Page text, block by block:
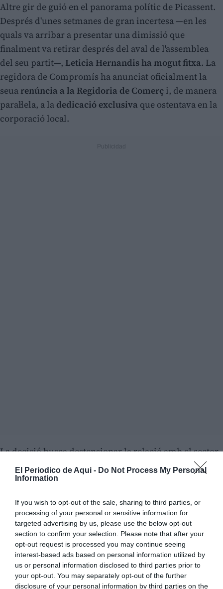
El Periodico de Aqui - Do Not Process My Personal
Information
If you wish to opt-out of the sale, sharing to third parties, or
processing of your personal or sensitive information for
targeted advertising by us, please use the below opt-out
section to confirm your selection. Please note that after your
opt-out request is processed you may continue seeing
interest-based ads based on personal information utilized by
us or personal information disclosed to third parties prior to
your opt-out. You may separately opt-out of the further
disclosure of your personal information by third parties on the
Altre gir de guió en el panorama polític de Picassent.
Després d'unes setmanes de gran incertesa —en les
quals va arribar a presentar una dimissió que
finalment va retirar després del aval de l'assemblea
del seu partit—, Leticia Hernandis ha mogut fitxa. La
regidora de Compromís ha anunciat oficialment la
seuarenúncia a la Regidoria de Comerç i, de manera
paral·lela, a la dedicació exclusiva que ostentava en la
corporació local.
La decisió busca destensionar la relació amb el sector
de la proximitat després del malestar manifestat per
part del teixit associatiu. En el text, la regidora explica
manera conscient i reflexionada. En els últims mesos,
des d'alguns sectors se m'ha acusat de ser un
entrebanc per a l'impuls del comerç local, i res em
preocupa més que el benestar de tots els valents i
valentes que alcen la persiana cada matí per a oferir-
nos un servei de proximitat”.